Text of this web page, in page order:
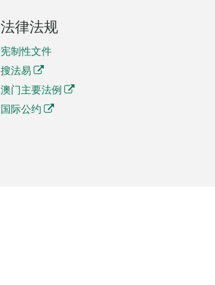
法律法规
宪制性文件
搜法易
澳门主要法例
国际公约